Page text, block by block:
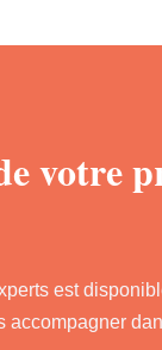
votre
est
accompagner